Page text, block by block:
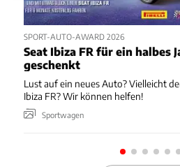
SPORT-AUTO-AWARD 2026
Seat Ibiza FR für ein halbes
geschenkt
Lust auf ein neues Auto? Vielleicht
Ibiza FR? Wir können helfen!
Sportwagen